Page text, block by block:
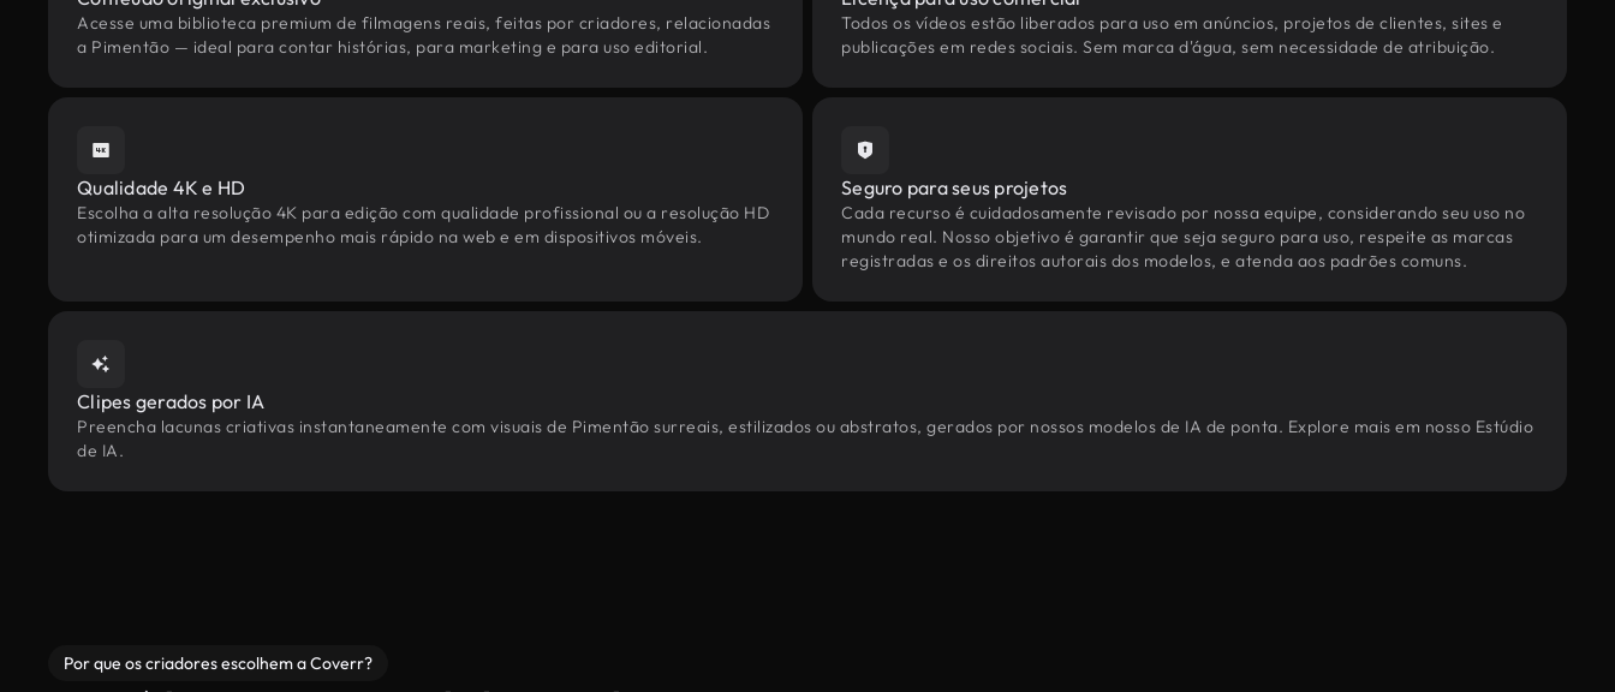
Acesse uma biblioteca premium de filmagens reais, feitas por criadores, relacionadas
a Pimentão — ideal para contar histórias, para marketing e para uso editorial.
Todos os vídeos estão liberados para uso em anúncios, projetos de clientes, sites e
publicações em redes sociais. Sem marca d'água, sem necessidade de atribuição.
Qualidade 4K e HD
Escolha a alta resolução 4K para edição com qualidade profissional ou a resolução HD
otimizada para um desempenho mais rápido na web e em dispositivos móveis.
Seguro para seus projetos
Cada recurso é cuidadosamente revisado por nossa equipe, considerando seu uso no
mundo real. Nosso objetivo é garantir que seja seguro para uso, respeite as marcas
registradas e os direitos autorais dos modelos, e atenda aos padrões comuns.
Clipes gerados por IA
Preencha lacunas criativas instantaneamente com visuais de Pimentão surreais, estilizados ou abstratos, gerados por nossos modelos de IA de ponta. Explore mais em nosso Estúdio
de IA.
Por que os criadores escolhem a Coverr?